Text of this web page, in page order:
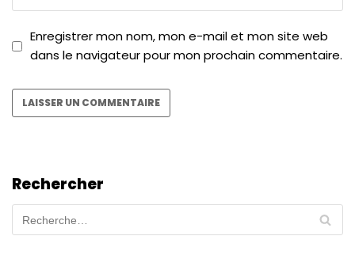
Enregistrer mon nom, mon e-mail et mon site web
dans le navigateur pour mon prochain commentaire.
Rechercher